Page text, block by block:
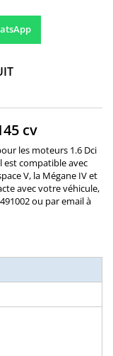
cv
les moteurs 1.6 Dci
est compatible avec
V, la Mégane IV et
avec votre véhicule,
ou par email à